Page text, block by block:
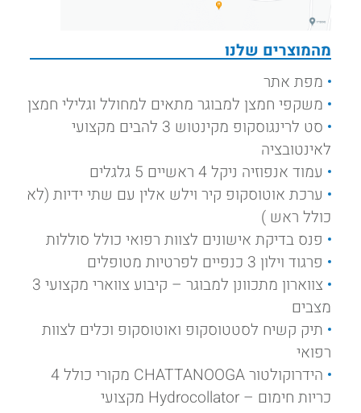
מהמוצרים שלנו
מפת אתר
משקפי חמצן למבוגר מתאים למחולל וגלילי חמצן
סט לרינגוסקופ מקינטוש 3 להבים מקצועי
לאינטובציה
עמוד אנפוזיה ניקל 4 ראשיים 5 גלגלים
ערכת אוטוסקופ קיר וילש אלין עם שתי ידיות (לא
כולל ראש )
פנס בדיקת אישונים לצוות רפואי כולל סוללות
פרגוד וילון 3 כנפיים לפרטיות מטופלים
צווארון מתכוונן למבוגר – קיבוע צווארי מקצועי 3
מצבים
תיק קשיח לסטטוסקופ ואוטוסקופ וכלים לצוות
רפואי
הידרוקולטור CHATTANOOGA מקורי כולל 4
כריות חימום – Hydrocollator מקצועי